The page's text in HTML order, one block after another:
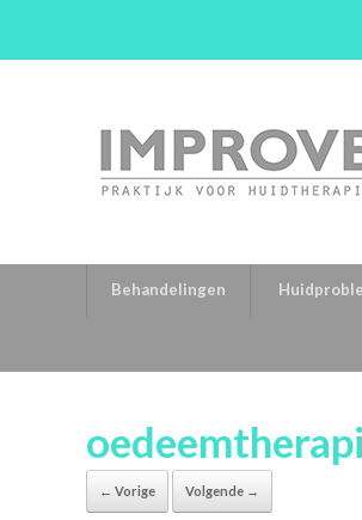
Behandelingen
← Vorige Volgende →